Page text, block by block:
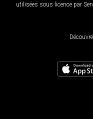
utilisées sous licence par